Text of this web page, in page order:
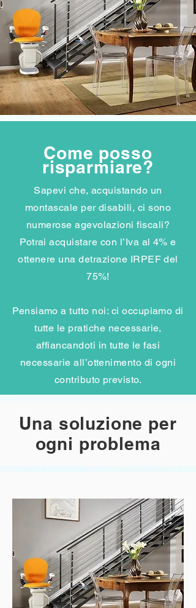
Come posso
risparmiare?
Sapevi che, acquistando un
montascale per disabili, ci sono
numerose agevolazioni fiscali?
Potrai acquistare con l’Iva al 4% e
ottenere una detrazione IRPEF del
75%!
Pensiamo a tutto noi: ci occupiamo di
tutte le pratiche necessarie,
affiancandoti in tutte le fasi
necessarie all’ottenimento di ogni
contributo previsto.
Una soluzione per
ogni problema